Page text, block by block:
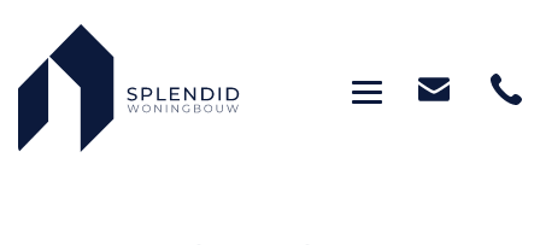
Toggle